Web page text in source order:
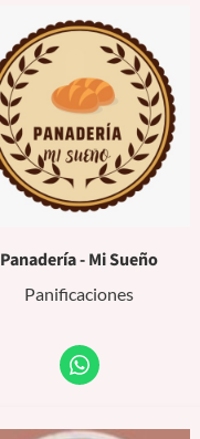
Panadería - Mi Sueño
Panificaciones